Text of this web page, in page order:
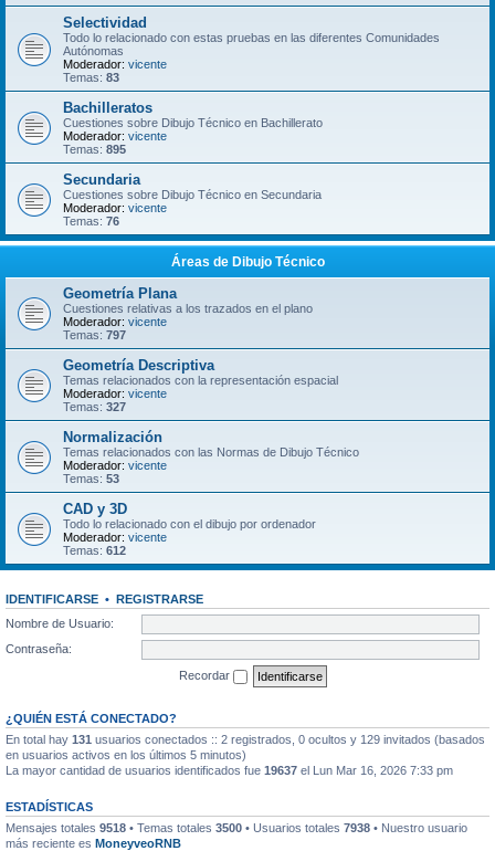
Selectividad
Todo lo relacionado con estas pruebas en las diferentes Comunidades
Autónomas
Moderador: vicente
Temas: 83
Bachilleratos
Cuestiones sobre Dibujo Técnico en Bachillerato
Moderador: vicente
Temas: 895
Secundaria
Cuestiones sobre Dibujo Técnico en Secundaria
Moderador: vicente
Temas: 76
Áreas de Dibujo Técnico
Geometría Plana
Cuestiones relativas a los trazados en el plano
Moderador: vicente
Temas: 797
Geometría Descriptiva
Temas relacionados con la representación espacial
Moderador: vicente
Temas: 327
Normalización
Temas relacionados con las Normas de Dibujo Técnico
Moderador: vicente
Temas: 53
CAD y 3D
Todo lo relacionado con el dibujo por ordenador
Moderador: vicente
Temas: 612
IDENTIFICARSE • REGISTRARSE
Nombre de Usuario:
Contraseña:
Recordar
¿QUIÉN ESTÁ CONECTADO?
En total hay 131 usuarios conectados :: 2 registrados, 0 ocultos y 129 invitados (basados
en usuarios activos en los últimos 5 minutos)
La mayor cantidad de usuarios identificados fue 19637 el Lun Mar 16, 2026 7:33 pm
ESTADÍSTICAS
Mensajes totales 9518 • Temas totales 3500 • Usuarios totales 7938 • Nuestro usuario
más reciente es MoneyveoRNB